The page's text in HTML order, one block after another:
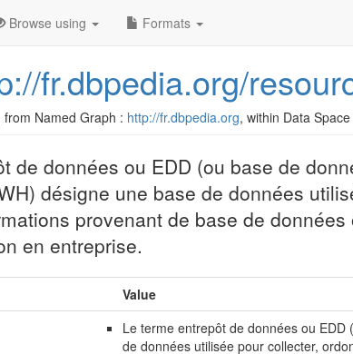
Browse using Formats
fr.dbpedia.org/
from Named Graph : http://fr.dbpedia.org, within Data Space
de données ou EDD (ou base de
désigne une base de données
provenant de base de
en entreprise.
Value
Le terme entrepôt de données ou
de données utilisée pour collecter,